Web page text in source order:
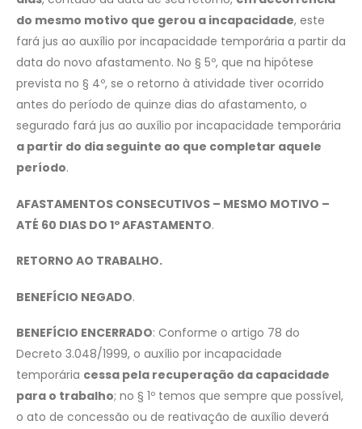
do mesmo motivo que gerou a incapacidade, este
fará jus ao auxílio por incapacidade temporária a partir da
data do novo afastamento. No § 5º, que na hipótese
prevista no § 4º, se o retorno à atividade tiver ocorrido
antes do período de quinze dias do afastamento, o
segurado fará jus ao auxílio por incapacidade temporária
a partir do dia seguinte ao que completar aquele
período.
AFASTAMENTOS CONSECUTIVOS – MESMO MOTIVO –
ATÉ 60 DIAS DO 1º AFASTAMENTO.
RETORNO AO TRABALHO.
BENEFÍCIO NEGADO.
BENEFÍCIO ENCERRADO: Conforme o artigo 78 do
Decreto 3.048/1999, o auxílio por incapacidade
temporária cessa pela recuperação da capacidade
para o trabalho; no § 1º temos que sempre que possível,
o ato de concessão ou de reativação de auxílio deverá